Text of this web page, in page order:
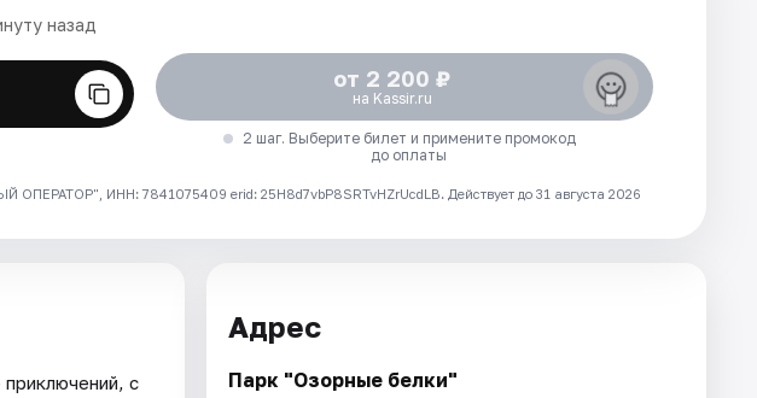
назад
от 2 200 ₽
на Kassir.ru
2 шаг. Выберите билет и примените промокод
до оплаты
ИНН: 7841075409 erid: 25H8d7vbP8SRTvHZrUcdLB. Действует до 31 августа 2026
с
Адрес
Парк "Озорные белки"